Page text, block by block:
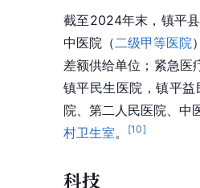
截至2024年末，镇平
中医院（ 二级甲等医院
差额供给单位；紧急医
镇平民生医院，镇平
院、第二人民医院、中
村卫生室。 [10]
科技